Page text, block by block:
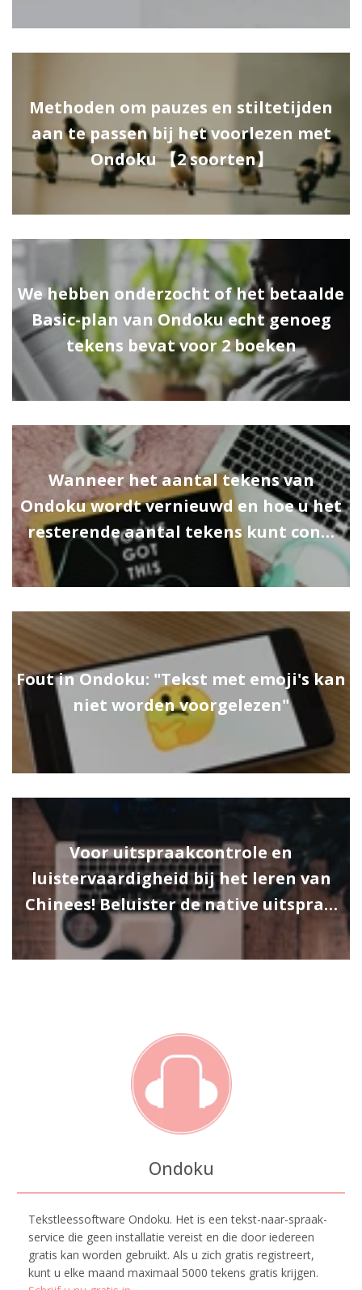
Methoden om pauzes en stiltetijden
aan te passen bij het voorlezen met
Ondoku 【2 soorten】
We hebben onderzocht of het betaalde
Basic-plan van Ondoku echt genoeg
tekens bevat voor 2 boeken
Wanneer het aantal tekens van
Ondoku wordt vernieuwd en hoe u het
resterende aantal tekens kunt con…
Fout in Ondoku: "Tekst met emoji's kan
niet worden voorgelezen"
Voor uitspraakcontrole en
luistervaardigheid bij het leren van
Chinees! Beluister de native uitspra…
Ondoku
Tekstleessoftware Ondoku. Het is een tekst-naar-spraak-
service die geen installatie vereist en die door iedereen
gratis kan worden gebruikt. Als u zich gratis registreert,
kunt u elke maand maximaal 5000 tekens gratis krijgen.